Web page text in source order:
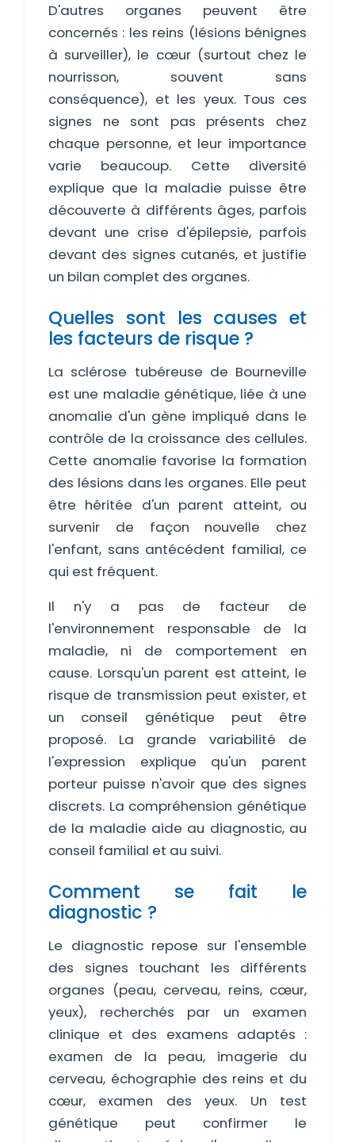
D'autres organes peuvent être
concernés : les reins (lésions bénignes
à surveiller), le cœur (surtout chez le
nourrisson, souvent sans
conséquence), et les yeux. Tous ces
signes ne sont pas présents chez
chaque personne, et leur importance
varie beaucoup. Cette diversité
explique que la maladie puisse être
découverte à différents âges, parfois
devant une crise d'épilepsie, parfois
devant des signes cutanés, et justifie
un bilan complet des organes.
Quelles sont les causes et
les facteurs de risque ?
La sclérose tubéreuse de Bourneville
est une maladie génétique, liée à une
anomalie d'un gène impliqué dans le
contrôle de la croissance des cellules.
Cette anomalie favorise la formation
des lésions dans les organes. Elle peut
être héritée d'un parent atteint, ou
survenir de façon nouvelle chez
l'enfant, sans antécédent familial, ce
qui est fréquent.
Il n'y a pas de facteur de
l'environnement responsable de la
maladie, ni de comportement en
cause. Lorsqu'un parent est atteint, le
risque de transmission peut exister, et
un conseil génétique peut être
proposé. La grande variabilité de
l'expression explique qu'un parent
porteur puisse n'avoir que des signes
discrets. La compréhension génétique
de la maladie aide au diagnostic, au
conseil familial et au suivi.
Comment se fait le
diagnostic ?
Le diagnostic repose sur l'ensemble
des signes touchant les différents
organes (peau, cerveau, reins, cœur,
yeux), recherchés par un examen
clinique et des examens adaptés :
examen de la peau, imagerie du
cerveau, échographie des reins et du
cœur, examen des yeux. Un test
génétique peut confirmer le